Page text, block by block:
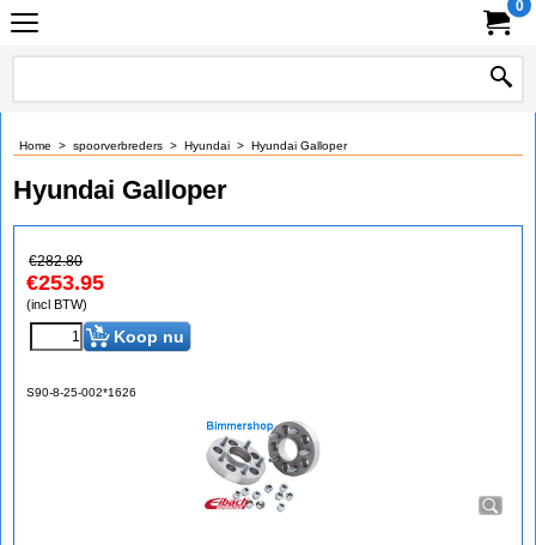
0
Home > spoorverbreders > Hyundai > Hyundai Galloper
Hyundai Galloper
€282.80
€253.95
(incl BTW)
Koop nu
S90-8-25-002*1626